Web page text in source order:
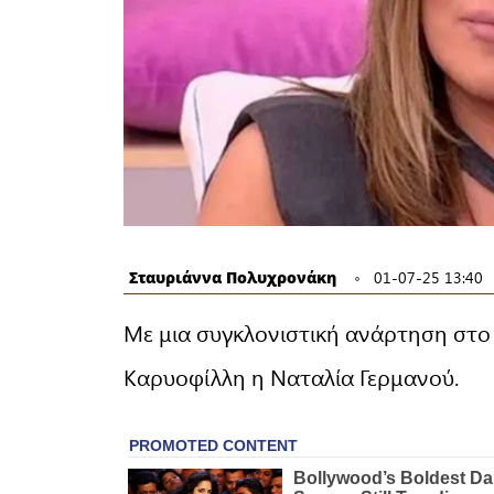
Σταυριάννα Πολυχρονάκη 01-07-25 13:40
Με μια συγκλονιστική ανάρτηση
Καρυοφίλλη η Ναταλία Γερμανού.